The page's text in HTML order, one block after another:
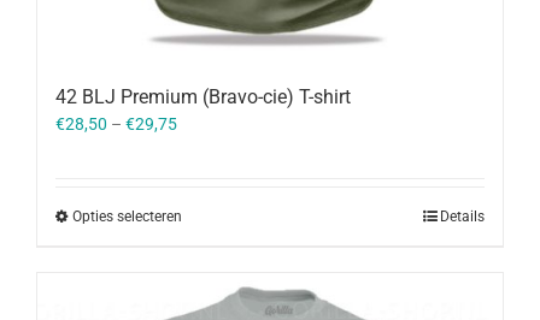
42 BLJ Premium (Bravo-cie) T-shirt
€28,50 – €29,75
Opties selecteren Details